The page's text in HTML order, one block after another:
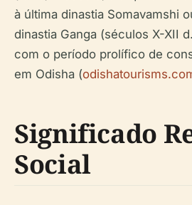
à última dinastia Somavamshi
dinastia Ganga (séculos X-XII
com o período prolífico de
em Odisha (
Significado
Social